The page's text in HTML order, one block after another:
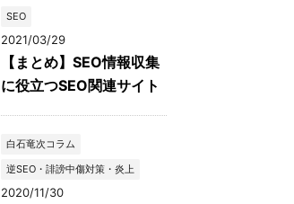
SEO
2021/03/29
【まとめ】SEO情報収集
に役立つSEO関連サイト
白石竜次コラム
逆SEO・誹謗中傷対策・炎上
2020/11/30